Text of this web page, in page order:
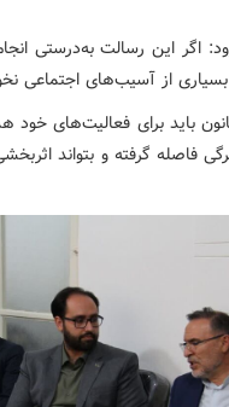
اگر این رسالت به‌درستی
از آسیب‌های اجتماعی
باید برای فعالیت‌های
فاصله گرفته و بتواند